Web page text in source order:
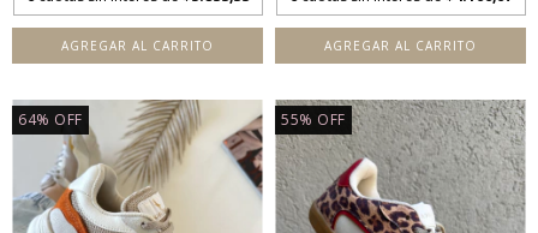
AGREGAR AL CARRITO AGREGAR AL CARRITO
64% OFF 55% OFF